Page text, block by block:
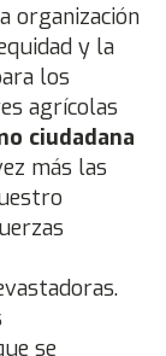
organización
y la
los
agrícolas
ciudadana
más las
se